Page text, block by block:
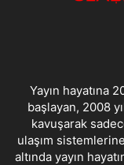
Yayın hayatına
başlayan, 2008
kavuşarak
ulaşım
altında yayın